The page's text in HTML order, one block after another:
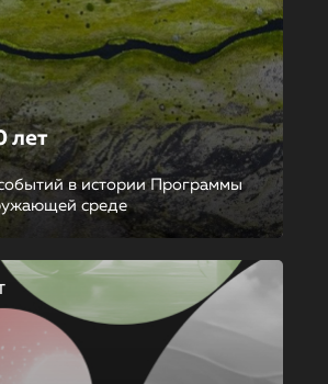
лет
в истории Программы
среде